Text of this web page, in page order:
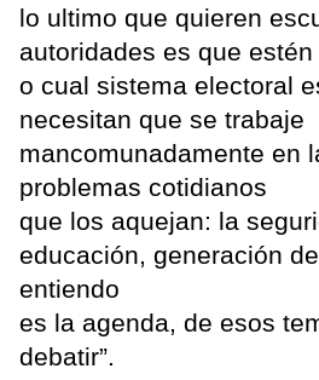
lo ultimo que quieren
autoridades es que
o cual sistema electoral
necesitan que se trabaje
mancomunadamente en
problemas cotidianos
que los aquejan: la
educación, generación
entiendo
es la agenda, de esos
debatir”.